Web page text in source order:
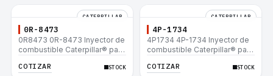
CATERPILLAR
0R-8473
0R8473 0R-8473 Inyector de
combustible Caterpillar® para
COTIZAR STOCK
CATERPILLAR
4P-1734
4P1734 4P-1734 Inyector de
combustible Caterpillar® para
COTIZAR STOCK